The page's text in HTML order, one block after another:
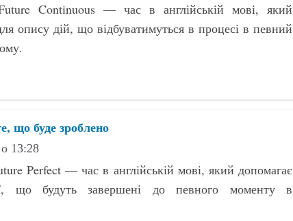
Continuous — час в англійській мові, який
опису дій, що відбуватимуться в процесі в певний
що буде зроблено
13:28
Perfect — час в англійській мові, який допомагає
що будуть завершені до певного моменту в